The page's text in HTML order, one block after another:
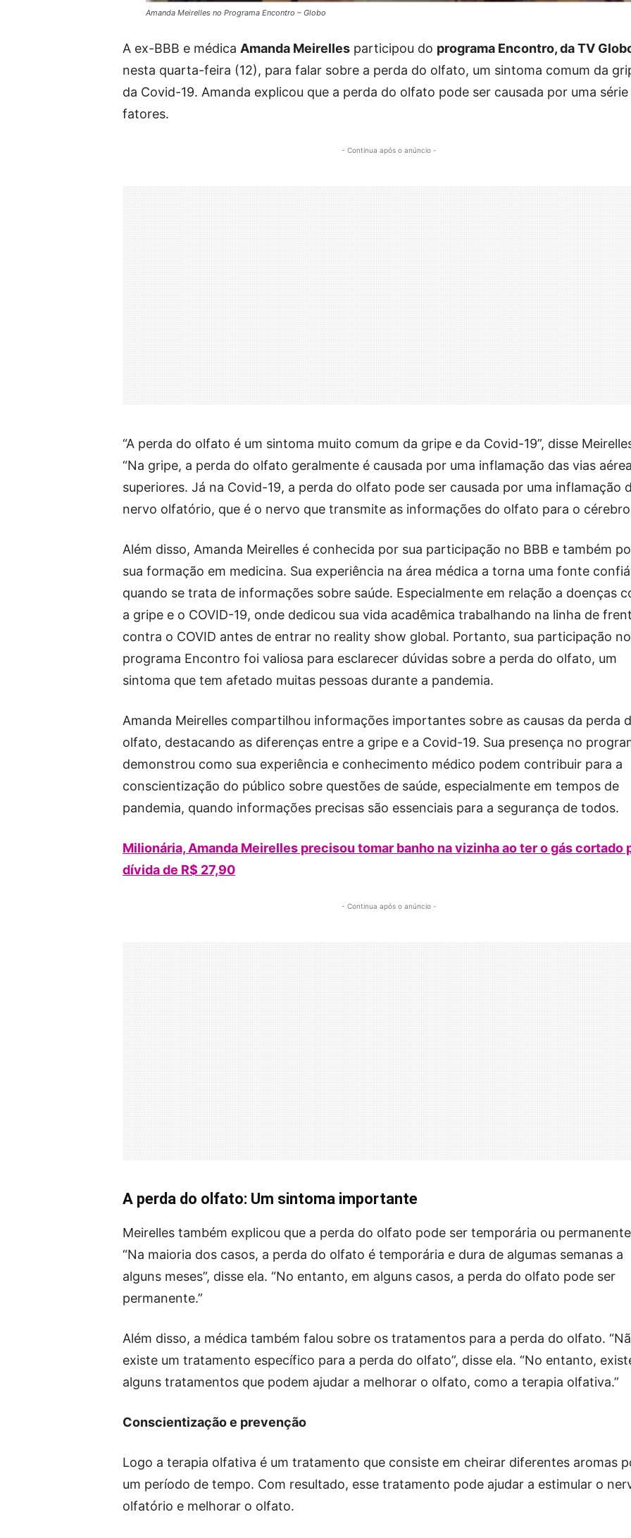
Amanda Meirelles no Programa Encontro – Globo
A ex-BBB e médica Amanda Meirelles participou do programa Encontro, da TV
nesta quarta-feira (12), para falar sobre a perda do olfato, um sintoma comum da
da Covid-19. Amanda explicou que a perda do olfato pode ser causada por uma série
fatores.
- Continua após o anúncio -
“A perda do olfato é um sintoma muito comum da gripe e da Covid-19”, disse
“Na gripe, a perda do olfato geralmente é causada por uma inflamação das vias
superiores. Já na Covid-19, a perda do olfato pode ser causada por uma inflamação
nervo olfatório, que é o nervo que transmite as informações do olfato para o
Além disso, Amanda Meirelles é conhecida por sua participação no BBB e também
sua formação em medicina. Sua experiência na área médica a torna uma fonte
quando se trata de informações sobre saúde. Especialmente em relação a doenças
a gripe e o COVID-19, onde dedicou sua vida acadêmica trabalhando na linha de
contra o COVID antes de entrar no reality show global. Portanto, sua participação no
programa Encontro foi valiosa para esclarecer dúvidas sobre a perda do olfato, um
sintoma que tem afetado muitas pessoas durante a pandemia.
Amanda Meirelles compartilhou informações importantes sobre as causas da perda
olfato, destacando as diferenças entre a gripe e a Covid-19. Sua presença no
demonstrou como sua experiência e conhecimento médico podem contribuir para a
conscientização do público sobre questões de saúde, especialmente em tempos de
pandemia, quando informações precisas são essenciais para a segurança de todos.
Milionária, Amanda Meirelles precisou tomar banho na vizinha ao ter o gás cortado
dívida de R$ 27,90
- Continua após o anúncio -
A perda do olfato: Um sintoma importante
Meirelles também explicou que a perda do olfato pode ser temporária ou
“Na maioria dos casos, a perda do olfato é temporária e dura de algumas semanas a
alguns meses”, disse ela. “No entanto, em alguns casos, a perda do olfato pode ser
permanente.”
Além disso, a médica também falou sobre os tratamentos para a perda do olfato.
existe um tratamento específico para a perda do olfato”, disse ela. “No entanto,
alguns tratamentos que podem ajudar a melhorar o olfato, como a terapia olfativa.”
Conscientização e prevenção
Logo a terapia olfativa é um tratamento que consiste em cheirar diferentes aromas
um período de tempo. Com resultado, esse tratamento pode ajudar a estimular o
olfatório e melhorar o olfato.